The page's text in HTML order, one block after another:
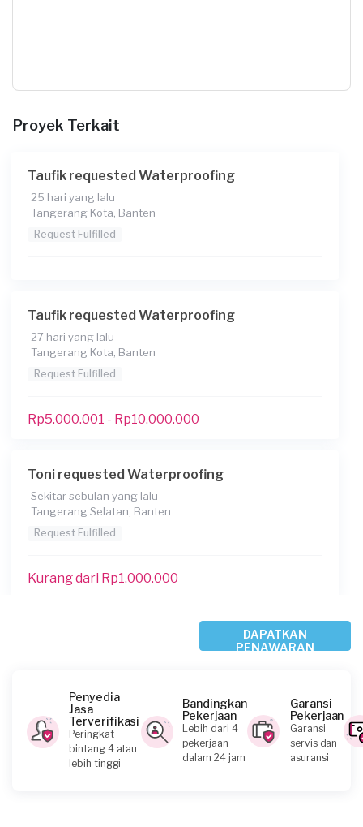
Proyek Terkait
Taufik requested Waterproofing
25 hari yang lalu
Tangerang Kota, Banten
Request Fulfilled
Taufik requested Waterproofing
27 hari yang lalu
Tangerang Kota, Banten
Request Fulfilled
Rp5.000.001 - Rp10.000.000
Toni requested Waterproofing
Sekitar sebulan yang lalu
Tangerang Selatan, Banten
Request Fulfilled
Kurang dari Rp1.000.000
Request Fulfilled
Ikhsan requested Waterproofing
DAPATKAN
PENAWARAN
Penyedia
Jasa
Terverifikasi
Peringkat
bintang 4 atau
lebih tinggi
Bandingkan
Pekerjaan
Lebih dari 4
pekerjaan
dalam 24 jam
Garansi
Pekerjaan
Garansi
servis dan
asuransi